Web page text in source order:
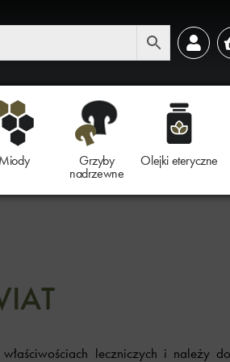
Miody
Grzyby
nadrzewne
Olejki eteryczne
leczniczych i należy